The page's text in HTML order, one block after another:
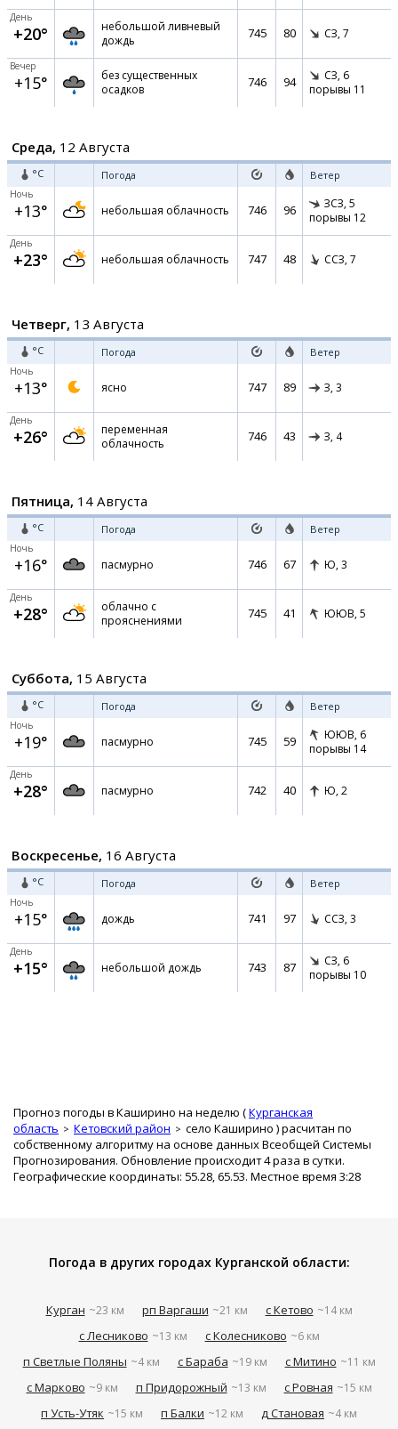
День
+20°
небольшой ливневый
дождь
745 80 СЗ, 7
Вечер
+15°
без существенных
осадков
746 94 СЗ, 6
порывы 11
Среда, 12 Августа
°C Погода Ветер
Ночь
+13° небольшая облачность 746 96 ЗСЗ, 5
порывы 12
День
+23° небольшая облачность 747 48 ССЗ, 7
Четверг, 13 Августа
°C Погода Ветер
Ночь
+13° ясно 747 89 З, 3
День
+26°
переменная
облачность
746 43 З, 4
Пятница, 14 Августа
°C Погода Ветер
Ночь
+16° пасмурно 746 67 Ю, 3
День
+28°
облачно с
прояснениями
745 41 ЮЮВ, 5
Суббота, 15 Августа
°C Погода Ветер
Ночь
+19° пасмурно 745 59 ЮЮВ, 6
порывы 14
День
+28° пасмурно 742 40 Ю, 2
Воскресенье, 16 Августа
°C Погода Ветер
Ночь
+15° дождь 741 97 ССЗ, 3
День
+15° небольшой дождь 743 87 СЗ, 6
порывы 10
Прогноз погоды в Каширино на неделю (Курганская
область
Кетовский район село Каширино ) расчитан по
собственному алгоритму на основе данных Всеобщей Системы
Прогнозирования. Обновление происходит 4 раза в сутки.
Географические координаты: 55.28, 65.53. Местное время 3:28
Погода в других городах Курганской области:
Курган ~23 км рп Варгаши ~21 км с Кетово ~14 км
с Лесниково ~13 км с Колесниково ~6 км
п Светлые Поляны ~4 км с Бараба ~19 км с Митино ~11 км
с Марково ~9 км п Придорожный ~13 км с Ровная ~15 км
п Усть-Утяк ~15 км п Балки ~12 км д Становая ~4 км